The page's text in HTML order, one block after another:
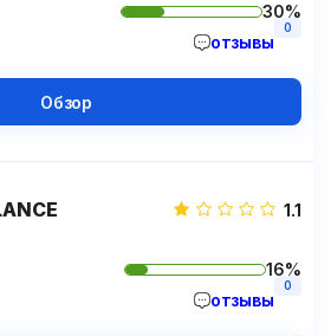
30%
отзывы
0
Обзор
1.1
16%
отзывы
0